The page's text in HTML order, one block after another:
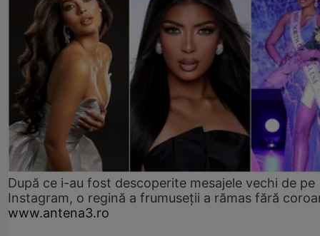
După ce i-au fost descoperite mesajele vechi de pe
Instagram, o regină a frumuseții a rămas fără
www.antena3.ro